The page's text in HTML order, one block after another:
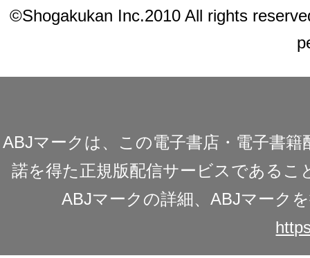
©Shogakukan Inc.2010 All rights
ABJマークは、この電子書店・電子書
諾を得た正規版配信サービスであるこ
ABJマークの詳細、ABJマーク